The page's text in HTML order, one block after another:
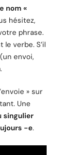
nom «
hésitez,
phrase.
verbe. S’il
envoi,
» sur
Une
singulier
-e.